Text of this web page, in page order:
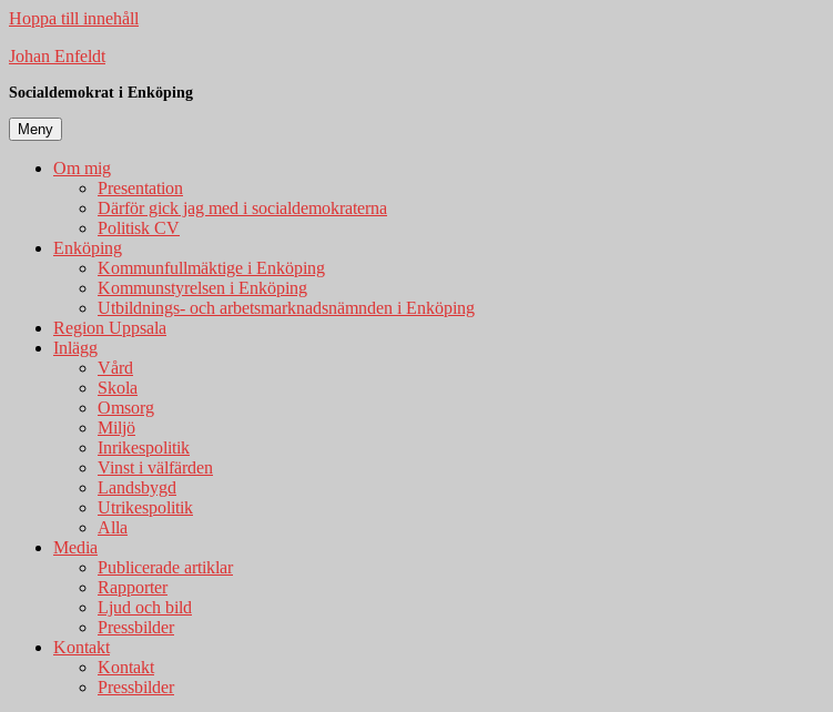
Hoppa till innehåll
Johan Enfeldt
Socialdemokrat i Enköping
Meny
Om mig
Presentation
Därför gick jag med i socialdemokraterna
Politisk CV
Enköping
Kommunfullmäktige i Enköping
Kommunstyrelsen i Enköping
Utbildnings- och arbetsmarknadsnämnden i Enköping
Region Uppsala
Inlägg
Vård
Skola
Omsorg
Miljö
Inrikespolitik
Vinst i välfärden
Landsbygd
Utrikespolitik
Alla
Media
Publicerade artiklar
Rapporter
Ljud och bild
Pressbilder
Kontakt
Kontakt
Pressbilder